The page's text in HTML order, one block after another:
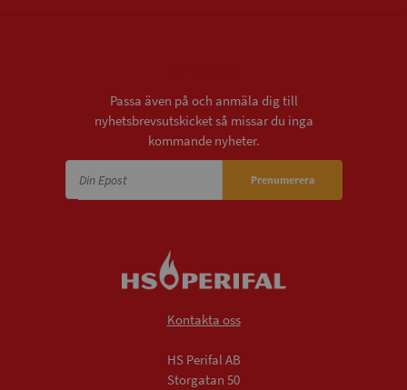
Passa även på och anmäla dig till
nyhetsbrevsutskicket så missar du inga
kommande nyheter.
Prenumerera
Kontakta oss
HS Perifal AB
Storgatan 50